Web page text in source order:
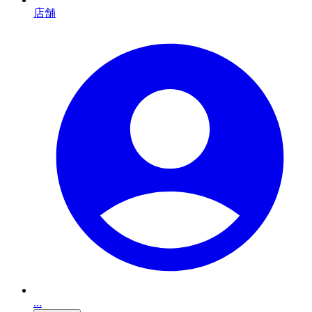
店舗
...